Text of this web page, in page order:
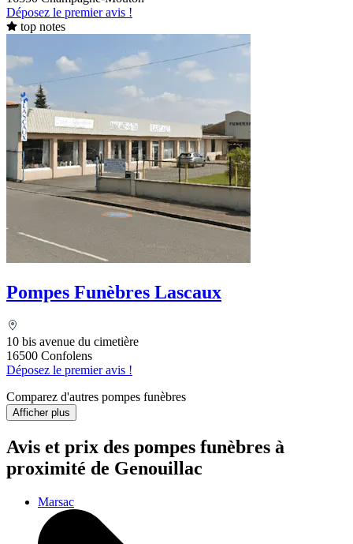
Déposez le premier avis !
top notes
Pompes Funèbres Lascaux
10 bis avenue du cimetière
16500 Confolens
Déposez le premier avis !
Comparez d'autres pompes funèbres
Afficher plus
Avis et prix des pompes funèbres à
proximité de Genouillac
Marsac